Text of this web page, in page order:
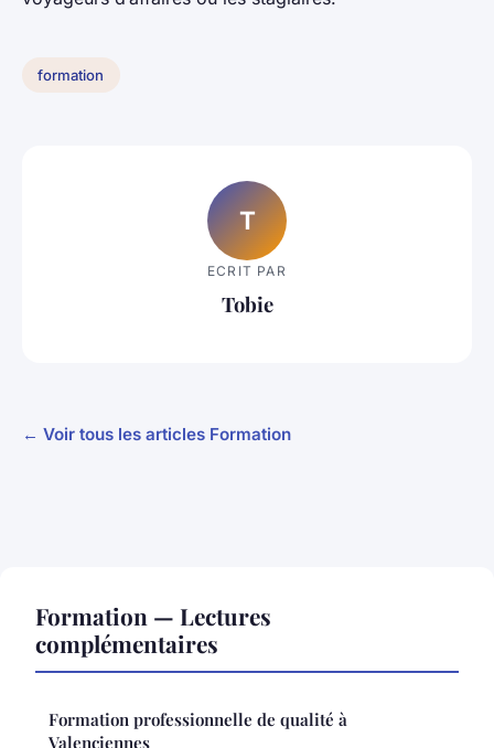
formation
T
ECRIT PAR
Tobie
← Voir tous les articles Formation
Formation — Lectures
complémentaires
Formation professionnelle de qualité à
Valenciennes